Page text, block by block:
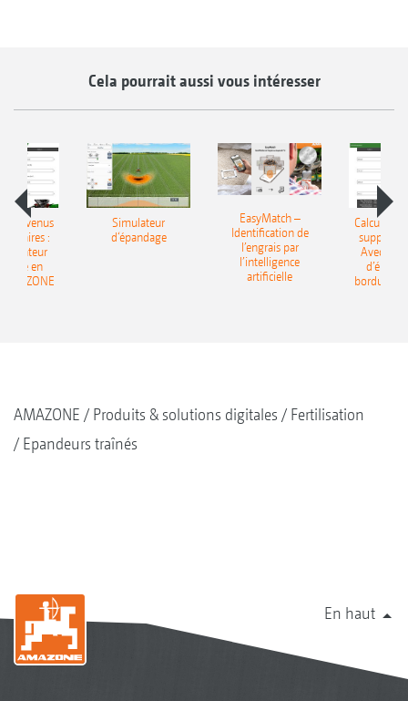
Cela pourrait aussi vous intéresser
revenus
:
en
Simulateur
d‘épandage
EasyMatch –
Identification de
l’engrais par
l’intelligence
artificielle
Calculer
Avec
bordure
AMAZONE Produits & solutions digitales
Fertilisation
Epandeurs traînés
En haut